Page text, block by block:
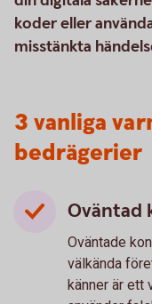
koder eller
misstänkta
3 vanliga
bedrägerier
Oväntad
Oväntade
välkända
känner är ett